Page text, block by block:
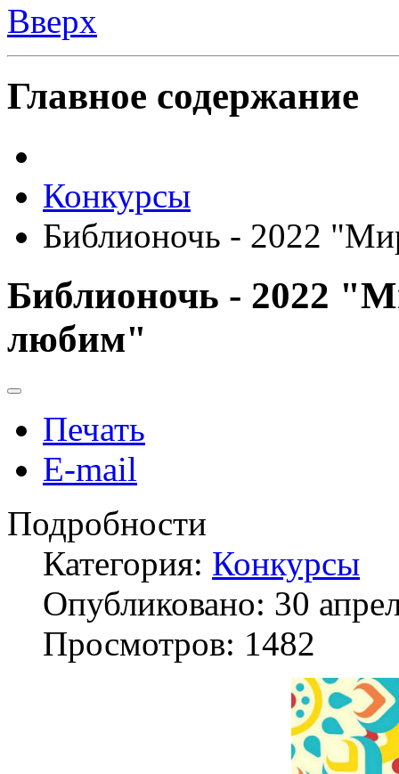
Вверх
Главное содержание
Конкурсы
Библионочь - 2022
Библионочь - 2022
любим"
Печать
E-mail
Подробности
Категория: Конкурсы
Опубликовано: 30
Просмотров: 1482